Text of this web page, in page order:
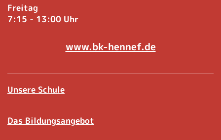
Freitag
7:15 - 13:00 Uhr
www.bk-hennef.de
Unsere Schule
Das Bildungsangebot